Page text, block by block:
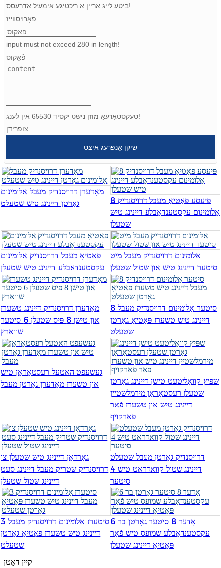
Slovenščina
Burmese
čeština
ภาษาไทย
norsk
Afrikaans
latviešu valoda‎
ქართველი
Xhosa
Latin
Română
Kiswahili
ខ្មែរ
日语
Maori
සිංහල
Català
Bahasa Melayu
Cymraeg
پښتو
ביטע לייג אריין א ריכטיגע אימעיל אדרעסס!
פֿאָרױסװײַז
input must not exceed 280 in length!
פֿאָקוס
טעקסטאַרעאַ מוזן נישט יקסיד 65530 אין לענג!
צופרידן
שיקן אָנפרעג איצט
מאָדערן דרויסנדיק מעבל אַלומינום
גאָרטן דיינינג טיש שטעלט
8 פּיעסע פּאַטיאָ מעבל דרויסנדיק
אַלומינום עקסטענדאַבלע דיינינג טיש
שטעלן
פּאַטיאָ מעבל דרויסנדיק אַלומינום
עקסטענדאַבלע דיינינג טיש שטעלן
אַלומינום דרויסנדיק מעבל מיט
סיטער דיינינג טיש און שטול שטעלן
מאָדערן דרויסנדיק דיינינג טשערז
און טישן 8 פּיס שטעלן 6 סיטער
שוואַרץ
8 סיטער אַלומינום דרויסנדיק מעבל
דיינינג טיש טשערז פּאַטיאָ גאָרטן
שטעלט
געשעפט האטעל רעסטאָראַן טיש
און טשערז מאָדערן גאָרטן מעבל
שפּיץ קוואַליטעט טישן דיינינג גאָרטן
שטעלן רעסטאָראַן מירמלשטיין
דיינינג טיש און טשערז פֿאַר
פאַרקויף
גאַרדאַן דיינינג טיש שטעלן צו
דרויסנדיק שטריק מעבל דיינינג סעט
דיינינג שטול שטעלן
דרויסנדיק גאָרטן מעבל שטעלט
דיינינג שטול קוואדראט טיש 4
סיטער
3 סיטערז אַלומינום דרויסנדיק מעבל
דיינינג טיש טשערז פּאַטיאָ גאָרטן
שטעלט
6 אָדער 8 סיטער גאָרטן בר
עקסטענדאַבלע שמועס טיש פֿאַר
פּאַטיאָ דיינינג שטעלן
קיין דאַטן